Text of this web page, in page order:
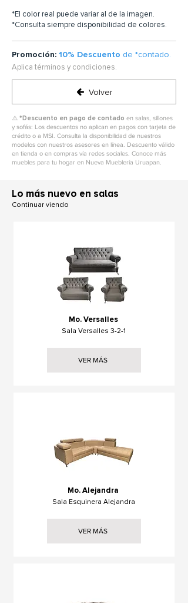
*El color real puede variar al de la imagen.
*Consulta siempre disponibilidad de colores.
Promoción: 10% Descuento de *contado.
Aplica términos y condiciones.
Volver
⚠️ *Descuento en pago de contado en salas, sillones
y sofás: Los descuentos no aplican en pagos con tarjeta de
crédito o a MSI. Consulta la disponibilidad de nuestros
modelos con nuestros asesores en línea. Descuento válido
en tienda o en compras vía redes sociales. Conoce más
muebles para tu hogar en Nueva Mueblería Uruapan.
Lo más nuevo en salas
Continuar viendo
Mo. Versalles
Sala Versalles 3-2-1
VER MÁS
Mo. Alejandra
Sala Esquinera Alejandra
VER MÁS